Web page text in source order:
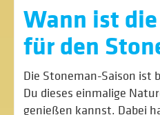
Wann ist
für den
Die Stoneman-Saison ist
Du dieses einmalige
genießen kannst. Dabei